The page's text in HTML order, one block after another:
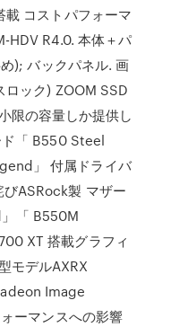
コストパフォーマ
HDV R4.0. 本体＋パ
); バックパネル. 画
ック) ZOOM SSD
限の容量しか提供し
ド「 B550 Steel
」 付属ドライバ
ASRock製 マザー
「 B550M
XT 搭載グラフィ
モデルAXRX
Image
ーマンスへの影響